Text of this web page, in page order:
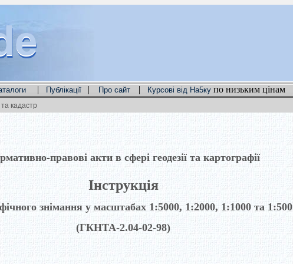
| Публікації | Про сайт | Курсові від На5ку по низьким цінам
кадастр
правові акти в сфері геодезії та картографії
Інструкція
знімання у масштабах 1:5000, 1:2000, 1:1000 та 1:500
(ГКНТА-2.04-02-98)